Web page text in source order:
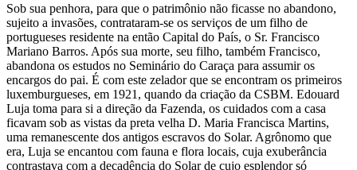
Sob sua penhora, para que o patrimônio não ficasse no abandono,
sujeito a invasões, contrataram-se os serviços de um filho de
portugueses residente na então Capital do País, o Sr. Francisco
Mariano Barros. Após sua morte, seu filho, também Francisco,
abandona os estudos no Seminário do Caraça para assumir os
encargos do pai. É com este zelador que se encontram os primeiros
luxemburgueses, em 1921, quando da criação da CSBM. Edouard
Luja toma para si a direção da Fazenda, os cuidados com a casa
ficavam sob as vistas da preta velha D. Maria Francisca Martins,
uma remanescente dos antigos escravos do Solar. Agrônomo que
era, Luja se encantou com fauna e flora locais, cuja exuberância
contrastava com a decadência do Solar de cujo esplendor só